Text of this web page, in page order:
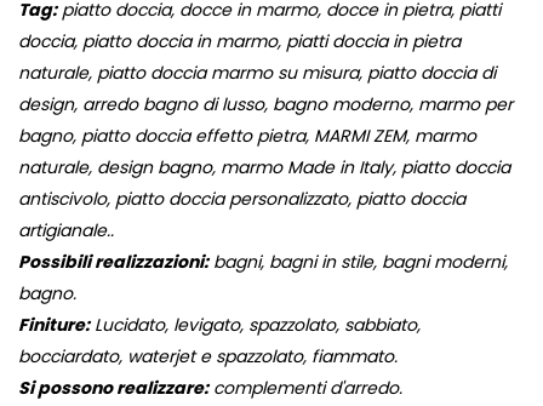
Tag:piatto doccia, docce in marmo, docce in pietra, piatti
doccia, piatto doccia in marmo, piatti doccia in pietra
naturale, piatto doccia marmo su misura, piatto doccia di
design, arredo bagno di lusso, bagno moderno, marmo per
bagno, piatto doccia effetto pietra, MARMI ZEM, marmo
naturale, design bagno, marmo Made in Italy, piatto doccia
antiscivolo, piatto doccia personalizzato, piatto doccia
artigianale..
Possibili realizzazioni:bagni, bagni in stile, bagni moderni,
bagno.
Finiture:Lucidato, levigato, spazzolato, sabbiato,
bocciardato, waterjet e spazzolato, fiammato.
Si possono realizzare:complementi d'arredo.